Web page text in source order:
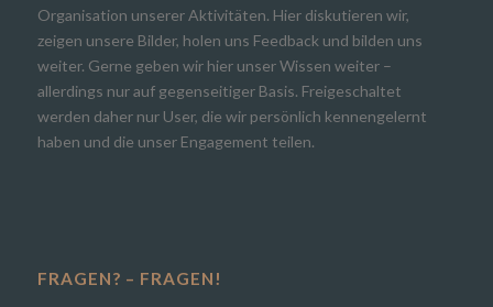
Organisation unserer Aktivitäten. Hier diskutieren wir,
zeigen unsere Bilder, holen uns Feedback und bilden uns
weiter. Gerne geben wir hier unser Wissen weiter –
allerdings nur auf gegenseitiger Basis. Freigeschaltet
werden daher nur User, die wir persönlich kennengelernt
haben und die unser Engagement teilen.
FRAGEN? – FRAGEN!